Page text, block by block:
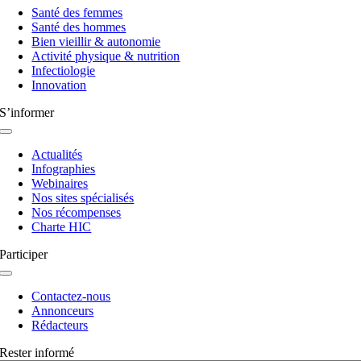
basculeSanté des femmes
Santé des hommes
Bien vieillir & autonomie
Activité physique & nutrition
Infectiologie
Innovation
S’informer
Navigation
basculeActualités
Infographies
Webinaires
Nos sites spécialisés
Nos récompenses
Charte HIC
Participer
Navigation
basculeContactez-nous
Annonceurs
Rédacteurs
Rester informé